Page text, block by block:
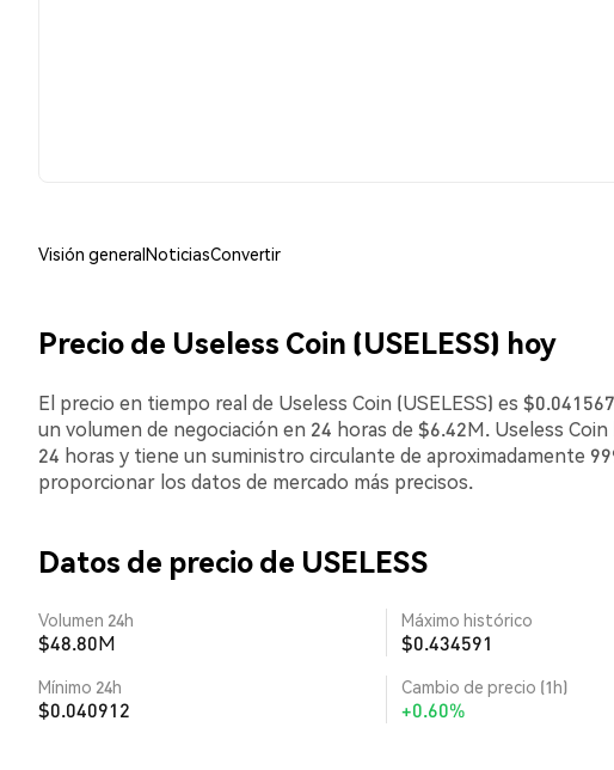
Visión generalNoticiasConvertir
Precio de Useless Coin (USELESS) hoy
El precio en tiempo real de Useless Coin (USELESS) es
un volumen de negociación en 24 horas de $6.42M. Useless
24 horas y tiene un suministro circulante de aproximadamente
proporcionar los datos de mercado más precisos.
Datos de precio de USELESS
Volumen 24h
$48.80M
Máximo histórico
$0.434591
Mínimo 24h
$0.040912
Cambio de precio (1h)
+0.60%